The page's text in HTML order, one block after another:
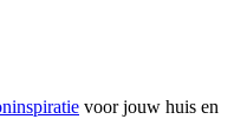
voor jouw huis en